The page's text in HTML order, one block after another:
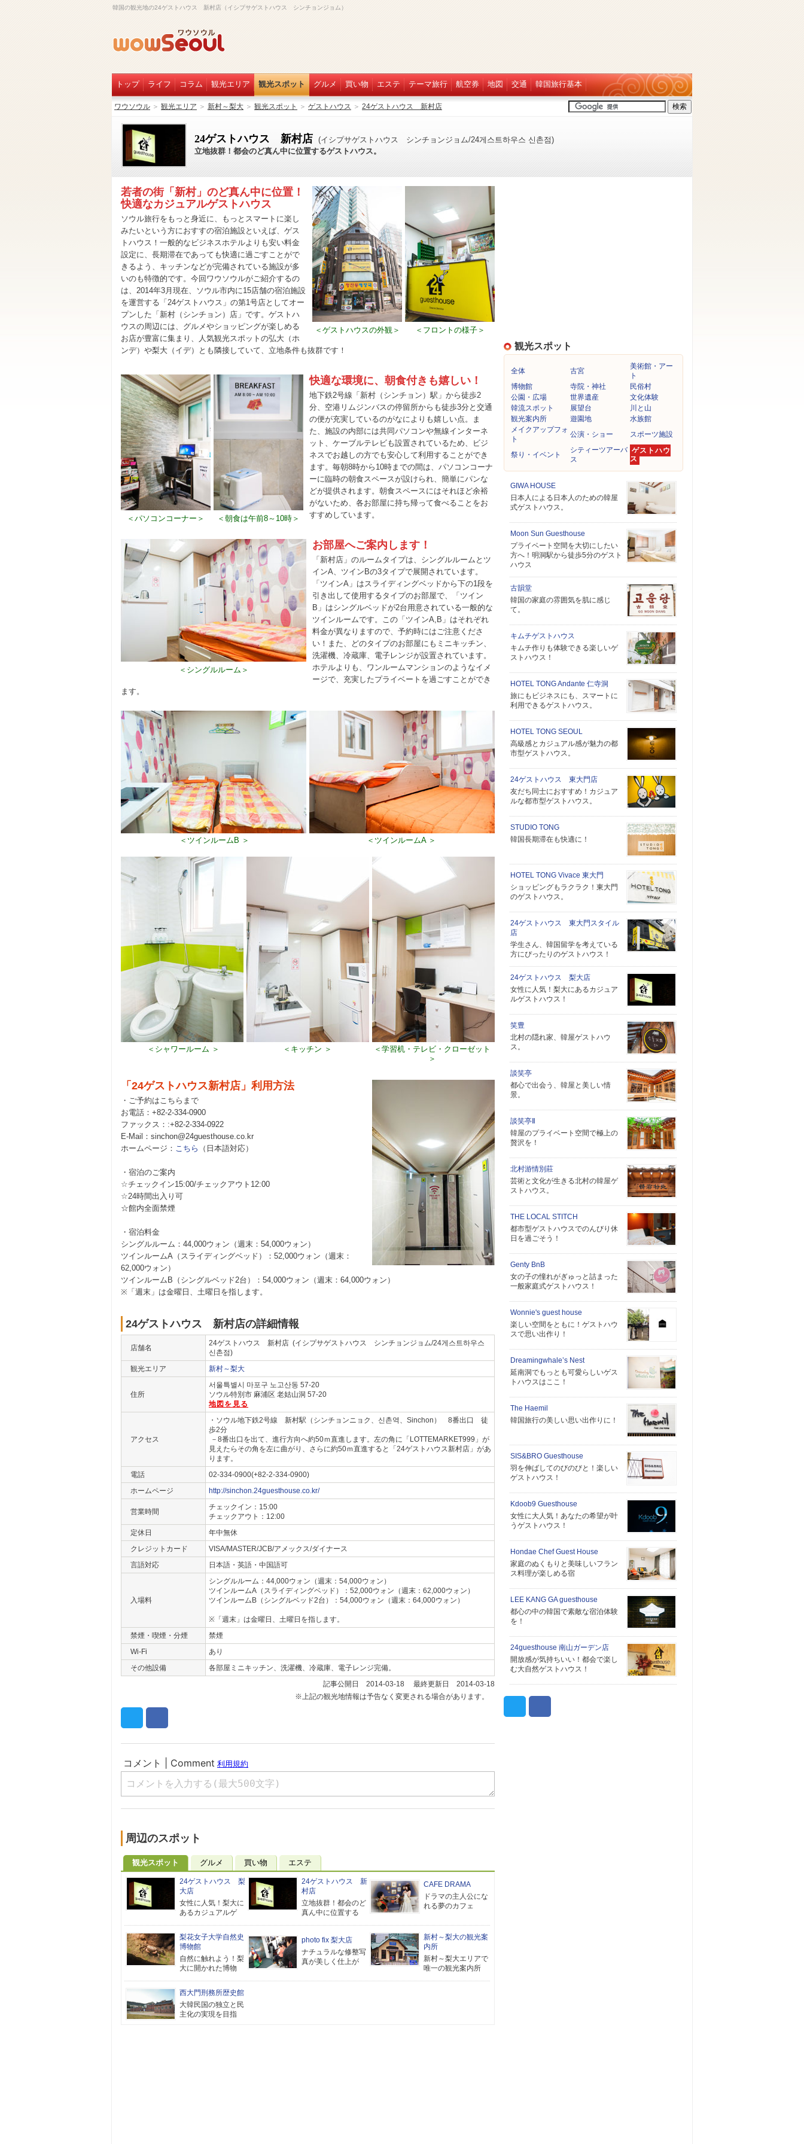
韓国の観光地の24ゲストハウス 新村店（イシプサゲストハウス シンチョンジョム）
トップ ライフ コラム 観光エリア 観光スポット グルメ 買い物 エステ テーマ旅行 航空券 地図 交通 韓国旅行基本
ワウソウル ＞ 観光エリア ＞ 新村～梨大 ＞ 観光スポット ＞ ゲストハウス ＞ 24ゲストハウス 新村店
24ゲストハウス 新村店 (イシプサゲストハウス シンチョンジョム/24게스트하우스 신촌점)
立地抜群！都会のど真ん中に位置するゲストハウス。
＜ゲストハウスの外観＞ ＜フロントの様子＞
若者の街「新村」のど真ん中に位置！
快適なカジュアルゲストハウス
ソウル旅行をもっと身近に、もっとスマートに楽し
みたいという方におすすの宿泊施設といえば、ゲス
トハウス！一般的なビジネスホテルよりも安い料金
設定に、長期滞在であっても快適に過ごすことがで
きるよう、キッチンなどが完備されている施設が多
いのも特徴的です。今回ワウソウルがご紹介するの
は、2014年3月現在、ソウル市内に15店舗の宿泊施設
を運営する「24ゲストハウス」の第1号店としてオー
プンした「新村（シンチョン）店」です。ゲストハ
ウスの周辺には、グルメやショッピングが楽しめる
お店が豊富に集まり、人気観光スポットの弘大（ホ
ンデ）や梨大（イデ）とも隣接していて、立地条件も抜群です！
＜パソコンコーナー＞ ＜朝食は午前8～10時＞
快適な環境に、朝食付きも嬉しい！
地下鉄2号線「新村（シンチョン）駅」から徒歩2
分、空港リムジンバスの停留所からも徒歩3分と交通
の便が充実しているのがなによりも嬉しい点。ま
た、施設の内部には共同パソコンや無線インターネ
ット、ケーブルテレビも設置されているため、ビジ
ネスでお越しの方でも安心して利用することができ
ます。毎朝8時から10時までの間は、パソコンコーナ
ーに臨時の朝食スペースが設けられ、簡単にパンな
どが提供されます。朝食スペースにはそれほど余裕
がないため、各お部屋に持ち帰って食べることをお
すすめしています。
＜シングルルーム＞
お部屋へご案内します！
「新村店」のルームタイプは、シングルルームとツ
インA、ツインBの3タイプで展開されています。
「ツインA」はスライディングベッドから下の1段を
引き出して使用するタイプのお部屋で、「ツイン
B」はシングルベッドが2台用意されている一般的な
ツインルームです。この「ツインA,B」はそれぞれ
料金が異なりますので、予約時にはご注意くださ
い！また、どのタイプのお部屋にもミニキッチン、
洗濯機、冷蔵庫、電子レンジが設置されています。
ホテルよりも、ワンルームマンションのようなイメ
ージで、充実したプライベートを過ごすことができ
ます。
＜ツインルームB ＞ ＜ツインルームA ＞
＜シャワールーム ＞ ＜キッチン ＞
＜学習机・テレビ・クローゼット
＞
「24ゲストハウス新村店」利用方法
・ご予約はこちらまで
お電話：+82-2-334-0900
ファックス：:+82-2-334-0922
E-Mail：sinchon@24guesthouse.co.kr
ホームページ： こちら （日本語対応）
・宿泊のご案内
☆チェックイン15:00/チェックアウト12:00
☆24時間出入り可
☆館内全面禁煙
・宿泊料金
シングルルーム：44,000ウォン（週末：54,000ウォン）
ツインルームA（スライディングベッド）：52,000ウォン（週末：
62,000ウォン）
ツインルームB（シングルベッド2台）：54,000ウォン（週末：64,000ウォン）
※「週末」は金曜日、土曜日を指します。
24ゲストハウス 新村店の詳細情報
店舗名
24ゲストハウス 新村店 (イシプサゲストハウス シンチョンジョム/24게스트하우스
신촌점)
観光エリア
新村～梨大
住所
서울특별시 마포구 노고산동 57-20
ソウル特別市 麻浦区 老姑山洞 57-20
地図を見る
アクセス
・ソウル地下鉄2号線 新村駅（シンチョンニョク、신촌역、Sinchon） 8番出口 徒
歩2分
－8番出口を出て、進行方向へ約50ｍ直進します。左の角に「LOTTEMARKET999」が
見えたらその角を左に曲がり、さらに約50ｍ直進すると「24ゲストハウス新村店」があ
ります。
電話
02-334-0900(+82-2-334-0900)
ホームページ
http://sinchon.24guesthouse.co.kr/
営業時間
チェックイン：15:00
チェックアウト：12:00
定休日
年中無休
クレジットカード
VISA/MASTER/JCB/アメックス/ダイナース
言語対応
日本語・英語・中国語可
入場料
シングルルーム：44,000ウォン（週末：54,000ウォン）
ツインルームA（スライディングベッド）：52,000ウォン（週末：62,000ウォン）
ツインルームB（シングルベッド2台）：54,000ウォン（週末：64,000ウォン）
※「週末」は金曜日、土曜日を指します。
禁煙・喫煙・分煙
禁煙
Wi-Fi
あり
その他設備
各部屋ミニキッチン、洗濯機、冷蔵庫、電子レンジ完備。
記事公開日 2014-03-18 最終更新日 2014-03-18
※上記の観光地情報は予告なく変更される場合があります。
周辺のスポット
観光スポット グルメ 買い物 エステ
24ゲストハウス 梨
大店
女性に人気！梨大に
あるカジュアルゲ
24ゲストハウス 新
村店
立地抜群！都会のど
真ん中に位置する
CAFE DRAMA
ドラマの主人公にな
れる夢のカフェ
梨花女子大学自然史
博物館
自然に触れよう！梨
大に開かれた博物
photo fix 梨大店
ナチュラルな修整写
真が美しく仕上が
新村～梨大の観光案
内所
新村～梨大エリアで
唯一の観光案内所
西大門刑務所歴史館
大韓民国の独立と民
主化の実現を目指
観光スポット
全体 古宮
美術館・アー
ト
博物館
寺院・神社
民俗村
公園・広場
世界遺産
文化体験
韓流スポット
展望台
川と山
観光案内所
遊園地
水族館
メイクアップフォ
ト
公演・ショー スポーツ施設
祭り・イベント
シティーツアーバ
ス
ゲストハウ
ス
GIWA HOUSE
日本人による日本人のための韓屋
式ゲストハウス。
Moon Sun Guesthouse
プライベート空間を大切にしたい
方へ！明洞駅から徒歩5分のゲスト
ハウス
古韻堂
韓国の家庭の雰囲気を肌に感じ
て。
キムチゲストハウス
キムチ作りも体験できる楽しいゲ
ストハウス！
HOTEL TONG Andante 仁寺洞
旅にもビジネスにも、スマートに
利用できるゲストハウス。
HOTEL TONG SEOUL
高級感とカジュアル感が魅力の都
市型ゲストハウス。
24ゲストハウス 東大門店
友だち同士におすすめ！カジュア
ルな都市型ゲストハウス。
STUDIO TONG
韓国長期滞在も快適に！
HOTEL TONG Vivace 東大門
ショッピングもラクラク！東大門
のゲストハウス。
24ゲストハウス 東大門スタイル
店
学生さん、韓国留学を考えている
方にぴったりのゲストハウス！
24ゲストハウス 梨大店
女性に人気！梨大にあるカジュア
ルゲストハウス！
笑豊
北村の隠れ家、韓屋ゲストハウ
ス。
談笑亭
都心で出会う、韓屋と美しい情
景。
談笑亭Ⅱ
韓屋のプライベート空間で極上の
贅沢を！
北村游情別莊
芸術と文化が生きる北村の韓屋ゲ
ストハウス。
THE LOCAL STITCH
都市型ゲストハウスでのんびり休
日を過ごそう！
Genty BnB
女の子の憧れがぎゅっと詰まった
一般家庭式ゲストハウス！
Wonnie's guest house
楽しい空間をともに！ゲストハウ
スで思い出作り！
Dreamingwhale’s Nest
延南洞でもっとも可愛らしいゲス
トハウスはここ！
The Haemil
韓国旅行の美しい思い出作りに！
SIS&BRO Guesthouse
羽を伸ばしてのびのびと！楽しい
ゲストハウス！
Kdoob9 Guesthouse
女性に大人気！あなたの希望が叶
うゲストハウス！
Hondae Chef Guest House
家庭のぬくもりと美味しいフラン
ス料理が楽しめる宿
LEE KANG GA guesthouse
都心の中の韓国で素敵な宿泊体験
を！
24guesthouse 南山ガーデン店
開放感が気持ちいい！都会で楽し
む大自然ゲストハウス！